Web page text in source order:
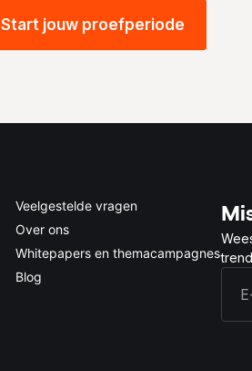
Start jouw proefperiode
Veelgestelde vragen
Over ons
Whitepapers en themacampagnes
Blog